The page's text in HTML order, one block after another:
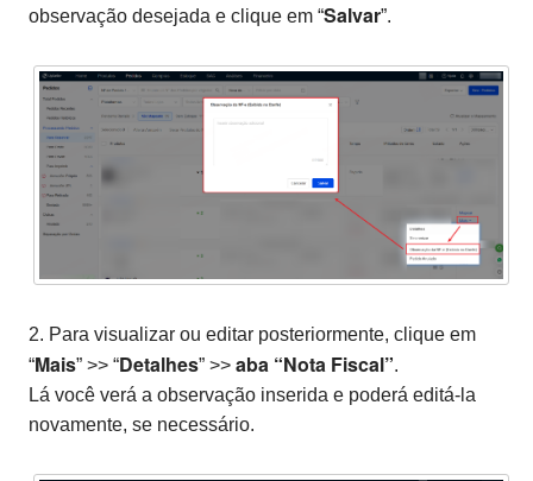
observação desejada e clique em “Salvar”.
2. Para visualizar ou editar posteriormente, clique em
“Mais” >> “Detalhes” >> aba “Nota Fiscal”.
Lá você verá a observação inserida e poderá editá-la
novamente, se necessário.